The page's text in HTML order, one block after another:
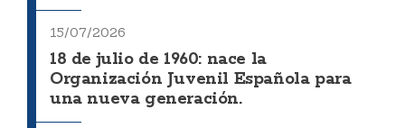
15/07/2026
18 de julio de 1960: nace la
Organización Juvenil Española para
una nueva generación.